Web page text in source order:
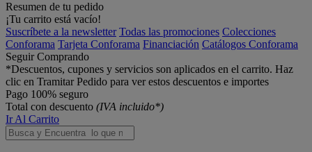
Resumen de tu pedido
¡Tu carrito está vacío!
Suscríbete a la newsletter Todas las promociones Colecciones
Conforama Tarjeta Conforama Financiación Catálogos Conforama
Seguir Comprando
*Descuentos, cupones y servicios son aplicados en el carrito. Haz
clic en Tramitar Pedido para ver estos descuentos e importes
Pago 100% seguro
Total con descuento (IVA incluido*)
Ir Al Carrito